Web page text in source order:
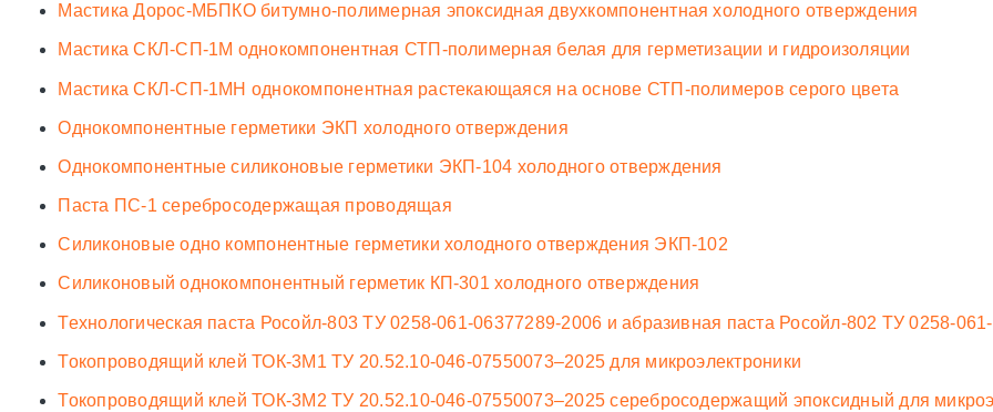
Мастика Дорос-МБПКО битумно-полимерная эпоксидная двухкомпонентная холодного отверждения
Мастика СКЛ-СП-1М однокомпонентная СТП-полимерная белая для герметизации и гидроизоляции
Мастика СКЛ-СП-1МН однокомпонентная растекающаяся на основе СТП-полимеров серого цвета
Однокомпонентные герметики ЭКП холодного отверждения
Однокомпонентные силиконовые герметики ЭКП-104 холодного отверждения
Паста ПС-1 серебросодержащая проводящая
Силиконовые одно компонентные герметики холодного отверждения ЭКП-102
Силиконовый однокомпонентный герметик КП-301 холодного отверждения
Технологическая паста Росойл-803 ТУ 0258-061-06377289-2006 и абразивная паста Росойл-802 ТУ 0258-
Токопроводящий клей ТОК-3М1 ТУ 20.52.10-046-07550073–2025 для микроэлектроники
Токопроводящий клей ТОК-3М2 ТУ 20.52.10-046-07550073–2025 серебросодержащий эпоксидный для